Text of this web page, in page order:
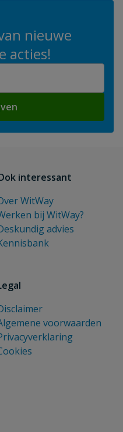
nieuwe
acties!
interessant
WitWay
bij WitWay?
advies
voorwaarden